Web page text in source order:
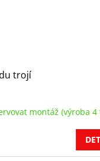
trojí
montáž (výroba 4